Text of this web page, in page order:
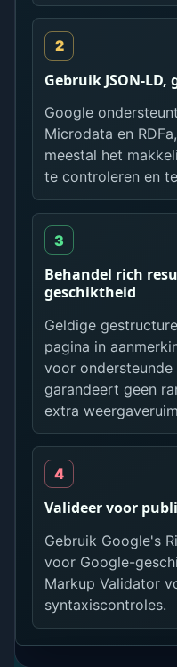
Gebruik JSON-
Google
Microdata en
meestal het
te controleren en
Behandel rich
geschiktheid
Geldige
pagina in
voor
garandeert geen
extra
Valideer voor
Gebruik Google's
voor Google-
Markup Validator
syntaxiscontroles.